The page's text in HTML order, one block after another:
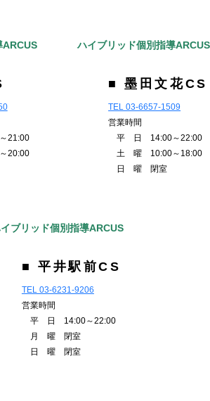
ARCUS
21:00
20:00
ハイブリッド個別指導ARCUS
■ 墨田文花CS
TEL 03-6657-1509
営業時間
平 日 14:00～22:00
土 曜 10:00～18:00
日 曜 閉室
ブリッド個別指導ARCUS
■ 平井駅前CS
TEL 03-6231-9206
営業時間
平 日 14:00～22:00
月 曜 閉室
日 曜 閉室